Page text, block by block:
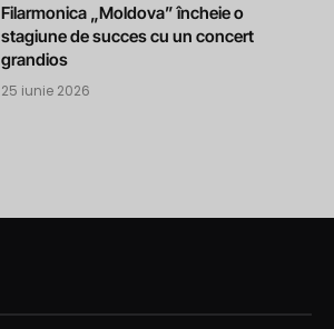
Filarmonica „Moldova” încheie o
stagiune de succes cu un concert
grandios
25 iunie 2026